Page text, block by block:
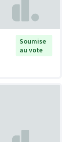
Soumise
au vote